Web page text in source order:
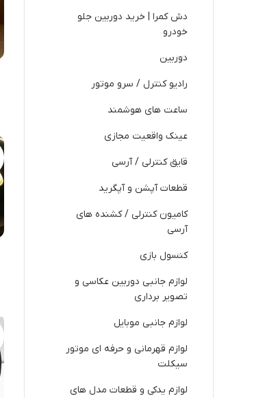
دش کمرا | خرید دوربین جلو
خودرو
دوربین
رادیو کنترل / سرو موتور
ساعت های هوشمند
عینک واقعیت مجازی
قایق کنترلی / آرسی
قطعات آپشن و آپگرید
کامیون کنترلی / کشنده های
آرسی
کنسول بازی
لوازم جانبی دوربین عکاسی و
تصویر برداری
لوازم جانبی موبایل
لوازم قهرمانی و حرفه ای موتور
سیکلت
لوازم یدکی و قطعات مدل های